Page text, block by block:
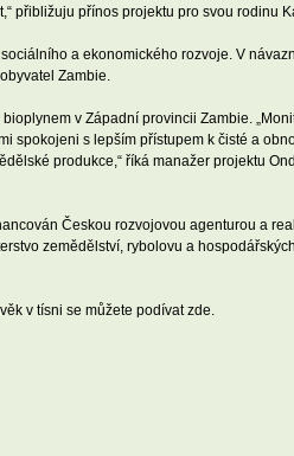
přibližuju přínos projektu pro svou rodinu
a ekonomického rozvoje. V
Zambie.
v Západní provincii Zambie.
spokojeni s lepším přístupem k čisté a
produkce,“ říká manažer projektu
Českou rozvojovou agenturou a
zemědělství, rybolovu a
v tísni se můžete podívat zde.